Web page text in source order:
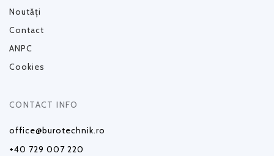
Noutăți
Contact
ANPC
Cookies
CONTACT INFO
office@burotechnik.ro
+40 729 007 220